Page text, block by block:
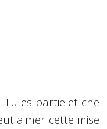
Tu es bartie et che
aimer cette mise